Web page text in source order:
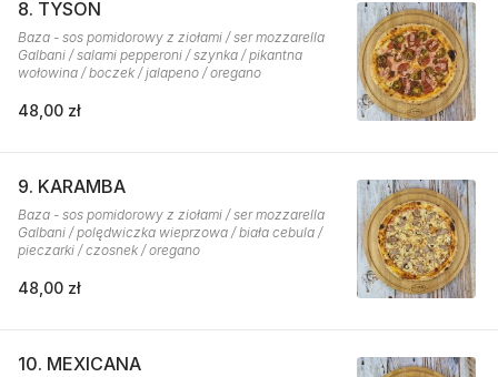
8. TYSON
Baza - sos pomidorowy z ziołami / ser mozzarella
Galbani / salami pepperoni / szynka / pikantna
wołowina / boczek / jalapeno / oregano
48,00 zł
9. KARAMBA
Baza - sos pomidorowy z ziołami / ser mozzarella
Galbani / polędwiczka wieprzowa / biała cebula /
pieczarki / czosnek / oregano
48,00 zł
10. MEXICANA